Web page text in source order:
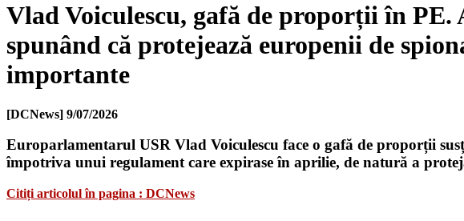
Vlad Voiculescu, gafă de proporții în
spunând că protejează europenii de
importante
[DCNews] 9/07/2026
Europarlamentarul USR Vlad Voiculescu face o gafă de proporții
împotriva unui regulament care expirase în aprilie, de natură a
Citiți articolul în pagina : DCNews